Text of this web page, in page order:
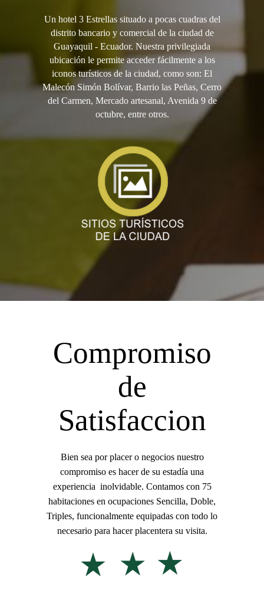
Un hotel 3 Estrellas situado a pocas cuadras del
distrito bancario y comercial de la ciudad de
Guayaquil - Ecuador. Nuestra privilegiada
ubicación le permite acceder fácilmente a los
iconos turísticos de la ciudad, como son: El
Malecón Simón Bolívar, Barrio las Peñas, Cerro
del Carmen, Mercado artesanal, Avenida 9 de
octubre, entre otros.
Compromiso
de
Satisfaccion
Bien sea por placer o negocios nuestro
compromiso es hacer de su estadía una
experiencia inolvidable. Contamos con 75
habitaciones en ocupaciones Sencilla, Doble,
Triples, funcionalmente equipadas con todo lo
necesario para hacer placentera su visita.